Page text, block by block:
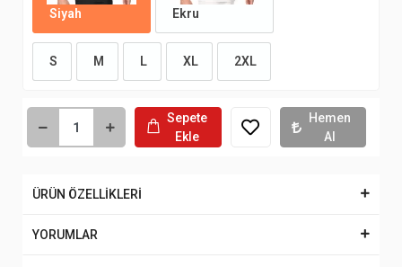
Siyah Ekru
S M L XL 2XL
Sepete
Ekle
Hemen
Al
ÜRÜN ÖZELLİKLERİ
YORUMLAR